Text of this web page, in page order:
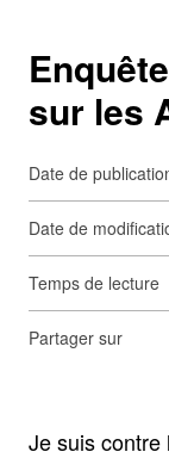
sur les
Date de
Date de
Temps de lecture
Partager sur
Je suis contre